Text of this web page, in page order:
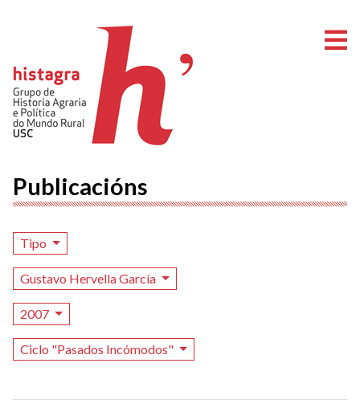
Publicacións
Tipo
Gustavo Hervella García
2007
Ciclo "Pasados Incómodos"